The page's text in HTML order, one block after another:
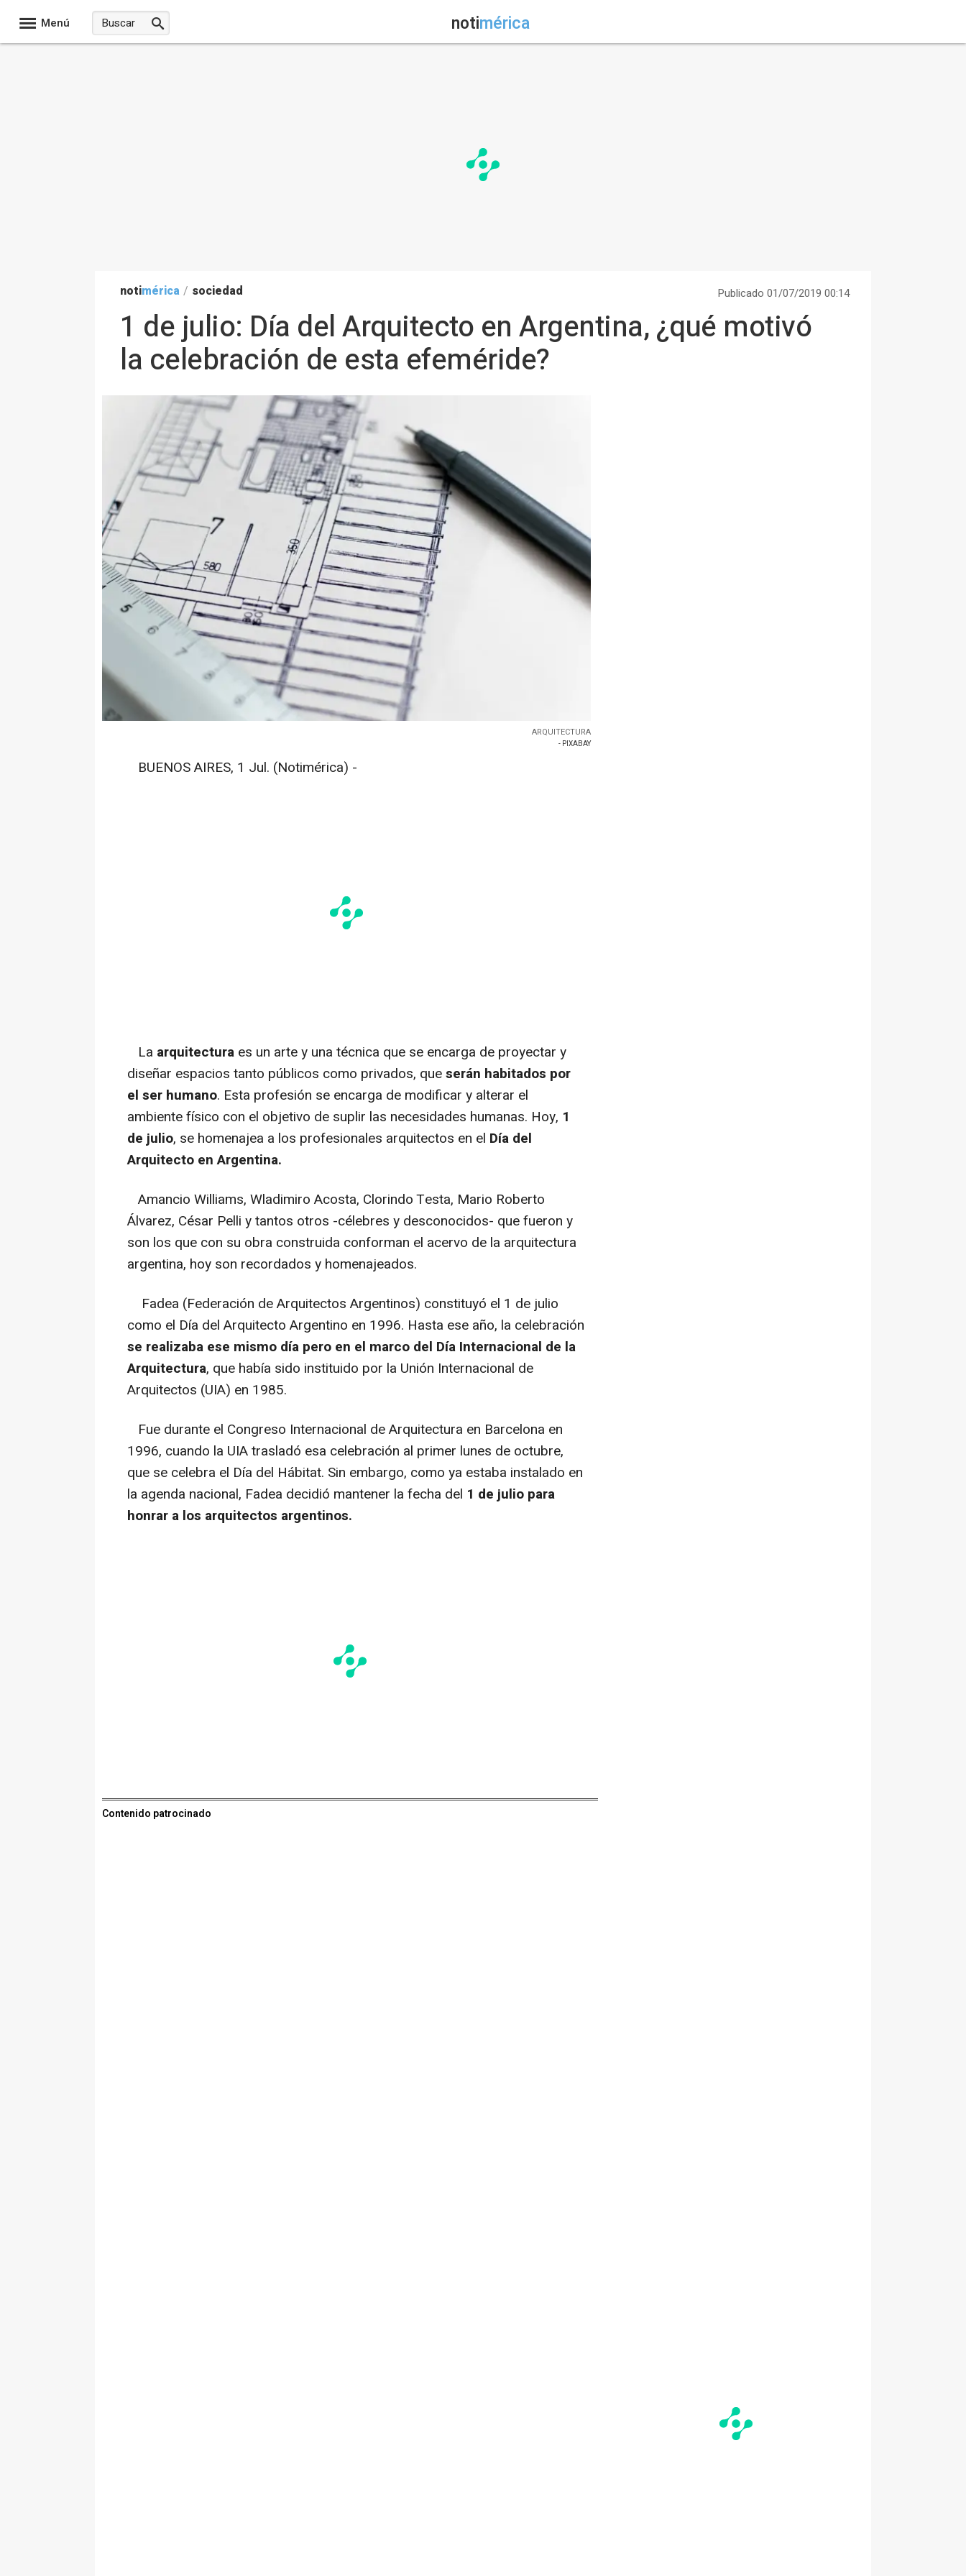
Menú notimérica
notimérica / sociedad Publicado 01/07/2019 00:14
1 de julio: Día del Arquitecto en Argentina, ¿qué motivó
la celebración de esta efeméride?
ARQUITECTURA
- PIXABAY
BUENOS AIRES, 1 Jul. (Notimérica) -
La arquitectura es un arte y una técnica que se encarga de proyectar y
diseñar espacios tanto públicos como privados, queserán habitados por
el ser humano. Esta profesión se encarga de modificar y alterar el
ambiente físico con el objetivo de suplir las necesidades humanas. Hoy, 1
de julio, se homenajea a los profesionales arquitectos en el Día del
Arquitecto en Argentina.
Amancio Williams, Wladimiro Acosta, Clorindo Testa, Mario Roberto
Álvarez, César Pelli y tantos otros -célebres y desconocidos- que fueron y
son los que con su obra construida conforman el acervo de la arquitectura
argentina, hoy son recordados y homenajeados.
Fadea (Federación de Arquitectos Argentinos) constituyó el 1 de julio
como el Día del Arquitecto Argentino en 1996. Hasta ese año, la celebración
se realizaba ese mismo día pero en el marco del Día Internacional de la
Arquitectura, que había sido instituido por la Unión Internacional de
Arquitectos (UIA) en 1985.
Fue durante el Congreso Internacional de Arquitectura en Barcelona en
1996, cuando la UIA trasladó esa celebración al primer lunes de octubre,
que se celebra el Día del Hábitat. Sin embargo, como ya estaba instalado en
la agenda nacional, Fadea decidió mantener la fecha del 1 de julio para
honrar a los arquitectos argentinos.
Contenido patrocinado